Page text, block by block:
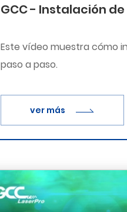
GCC - Instalación
Este vídeo muestra cómo
paso a paso.
ver más